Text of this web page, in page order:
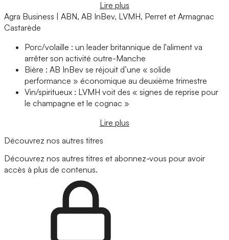
Lire plus
Agra Business | ABN, AB InBev, LVMH, Perret et Armagnac
Castarède
Porc/volaille : un leader britannique de l'aliment va
arrêter son activité outre-Manche
Bière : AB InBev se réjouit d’une « solide
performance » économique au deuxième trimestre
Vin/spiritueux : LVMH voit des « signes de reprise pour
le champagne et le cognac »
Lire plus
Découvrez nos autres titres
Découvrez nos autres titres et abonnez-vous pour avoir
accès à plus de contenus.